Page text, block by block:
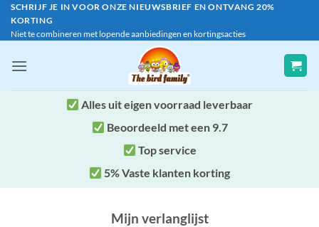
Ga
naar
inhoud
SCHRIJF JE IN VOOR ONZE NIEUWSBRIEF EN ONTVANG 20%
KORTING
Niet te combineren met lopende aanbiedingen en kortingsacties
Alles uit eigen voorraad leverbaar
Beoordeeld met een 9.7
Top service
5% Vaste klanten korting
Mijn verlanglijst